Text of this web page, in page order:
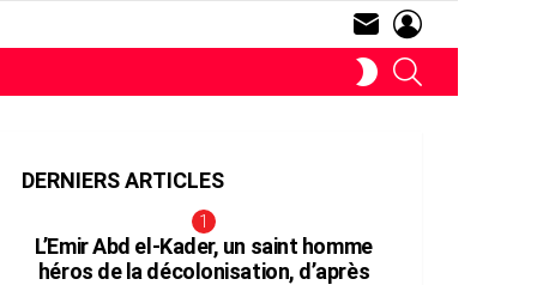
SUBSCRIBE
SWITCH
DERNIERS ARTICLES
L’Emir Abd el-Kader, un saint homme
héros de la décolonisation, d’après